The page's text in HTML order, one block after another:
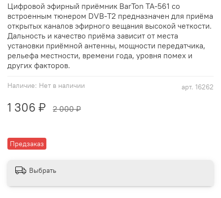
арт. 16262
Наличие: Нет в наличии
Предзаказ
1 306 ₽ 2 000 ₽
Цифровой эфирный приёмник BarTon TA-561 со
встроенным тюнером DVB-T2 предназначен для приёма
открытых каналов эфирного вещания высокой четкости.
Дальность и качество приёма зависит от места
установки приёмной антенны, мощности передатчика,
рельефа местности, времени года, уровня помех и
других факторов.
Выбрать